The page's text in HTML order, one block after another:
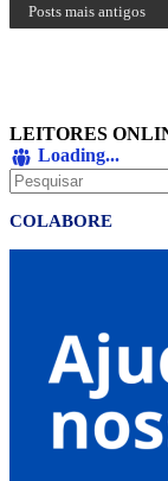
Posts mais antigos
LEITORES
Loading...
Pesquisar
COLABORE